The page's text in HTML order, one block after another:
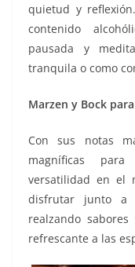
quietud y
contenido
pausada y
tranquila o como
Marzen y Bock
Con sus notas
magníficas
versatilidad en el
disfrutar junto a
realzando
refrescante a las